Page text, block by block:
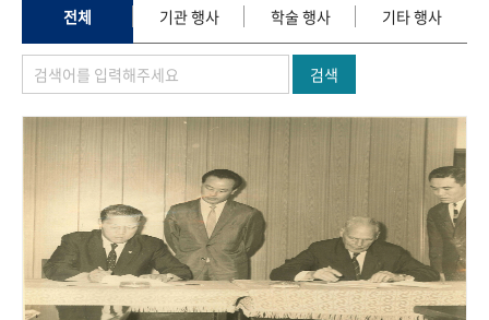
세계와 함께 한 KIHASA
VR 역사관
전체 기관 행사 학술 행사 기타 행사
검색